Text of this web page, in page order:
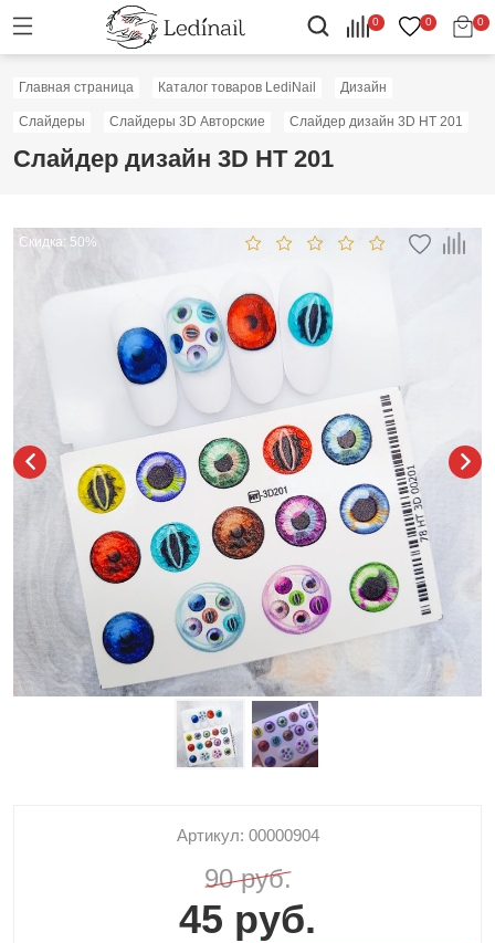
0 0 0
Главная страница Каталог товаров LediNail Дизайн
Слайдеры Слайдеры 3D Авторские Слайдер дизайн 3D HT 201
Слайдер дизайн 3D HT 201
Скидка: 50%
Артикул: 00000904
90 руб.
45 руб.